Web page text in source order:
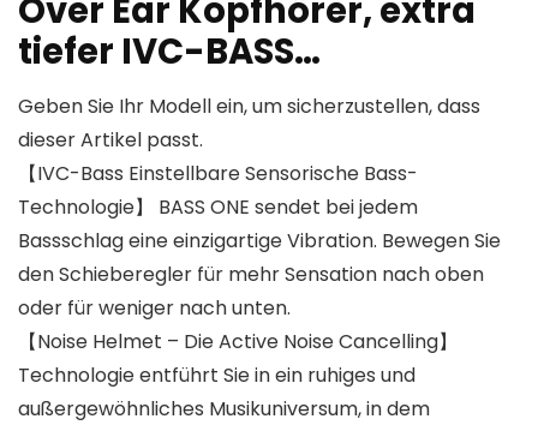
Over Ear Kopfhörer, extra
tiefer IVC-BASS…
Geben Sie Ihr Modell ein, um sicherzustellen, dass
dieser Artikel passt.
【IVC-Bass Einstellbare Sensorische Bass-
Technologie】 BASS ONE sendet bei jedem
Bassschlag eine einzigartige Vibration. Bewegen Sie
den Schieberegler für mehr Sensation nach oben
oder für weniger nach unten.
【Noise Helmet – Die Active Noise Cancelling】
Technologie entführt Sie in ein ruhiges und
außergewöhnliches Musikuniversum, in dem